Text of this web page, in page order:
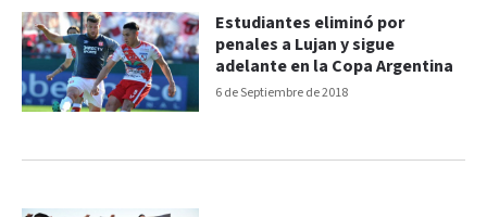
6 de Septiembre de 2018
Estudiantes eliminó por
penales a Lujan y sigue
adelante en la Copa Argentina